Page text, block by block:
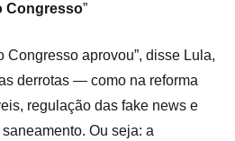
Congresso”
Congresso aprovou”, disse Lula,
derrotas — como na reforma
regulação das fake news e
Ou seja: a